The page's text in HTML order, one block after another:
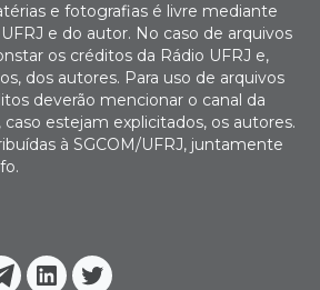
e fotografias é livre mediante
e do autor. No caso de arquivos
os créditos da Rádio UFRJ e,
dos autores. Para uso de arquivos
deverão mencionar o canal da
caso estejam explicitados, os autores.
à SGCOM/UFRJ, juntamente